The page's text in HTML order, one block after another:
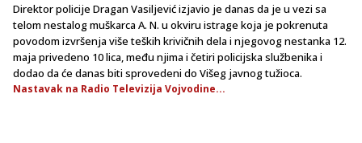
Direktor policije Dragan Vasiljević izjavio je danas da je u vezi sa
telom nestalog muškarca A. N. u okviru istrage koja je pokrenuta
povodom izvršenja više teških krivičnih dela i njegovog nestanka 12.
maja privedeno 10 lica, među njima i četiri policijska službenika i
dodao da će danas biti sprovedeni do Višeg javnog tužioca.
Nastavak na Radio Televizija Vojvodine...